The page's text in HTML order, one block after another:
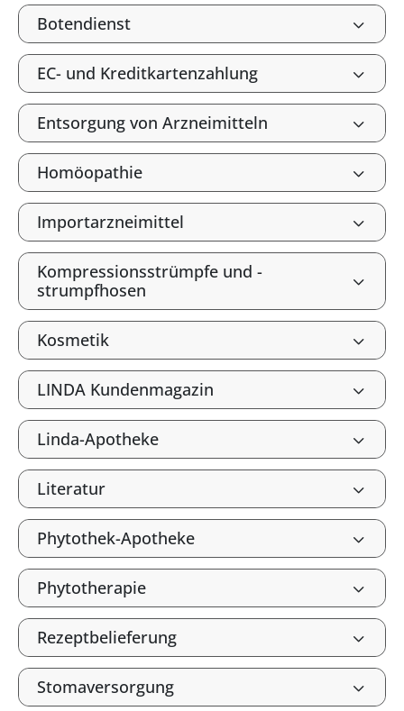
Botendienst
EC- und Kreditkartenzahlung
Entsorgung von Arzneimitteln
Homöopathie
Importarzneimittel
Kompressionsstrümpfe und -
strumpfhosen
Kosmetik
LINDA Kundenmagazin
Linda-Apotheke
Literatur
Phytothek-Apotheke
Phytotherapie
Rezeptbelieferung
Stomaversorgung